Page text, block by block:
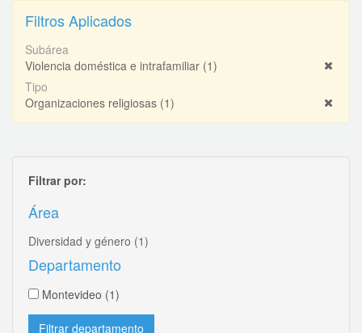
Filtros Aplicados
Subárea
Violencia doméstica e intrafamiliar (1)
Tipo
Organizaciones religiosas (1)
Filtrar por:
Área
Diversidad y género (1)
Departamento
Montevideo (1)